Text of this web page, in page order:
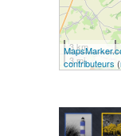
3 km
3 mi
contributeurs (